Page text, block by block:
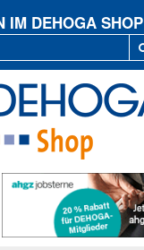
IM DEHOGA SHOP